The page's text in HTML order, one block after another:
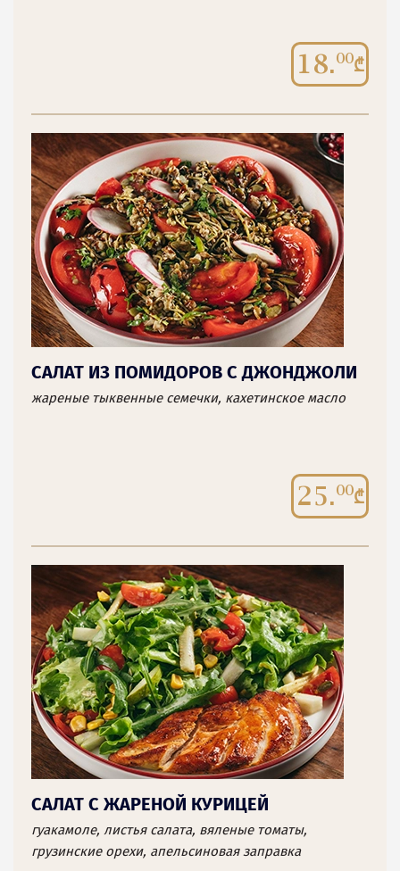
18.00
САЛАТ ИЗ ПОМИДОРОВ С ДЖОНДЖОЛИ
жареные тыквенные семечки, кахетинское масло
25.00
САЛАТ С ЖАРЕНОЙ КУРИЦЕЙ
гуакамоле, листья салата, вяленые томаты,
грузинские орехи, апельсиновая заправка